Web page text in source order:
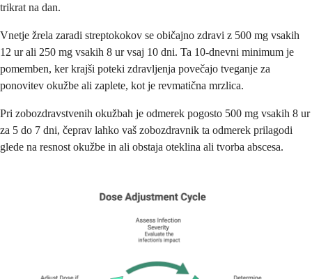
trikrat na dan.
Vnetje žrela zaradi streptokokov se običajno zdravi z 500 mg vsakih
12 ur ali 250 mg vsakih 8 ur vsaj 10 dni. Ta 10-dnevni minimum je
pomemben, ker krajši poteki zdravljenja povečajo tveganje za
ponovitev okužbe ali zaplete, kot je revmatična mrzlica.
Pri zobozdravstvenih okužbah je odmerek pogosto 500 mg vsakih 8 ur
za 5 do 7 dni, čeprav lahko vaš zobozdravnik ta odmerek prilagodi
glede na resnost okužbe in ali obstaja oteklina ali tvorba abscesa.